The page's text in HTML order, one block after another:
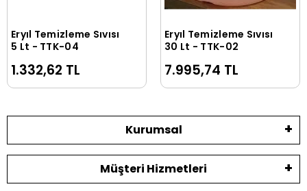
Sepete Ekle
Eryıl Temizleme Sıvısı
5 Lt - TTK-04
1.332,62 TL
Sepete Ekle
Eryıl Temizleme Sıvısı
30 Lt - TTK-02
7.995,74 TL
Kurumsal
Müşteri Hizmetleri